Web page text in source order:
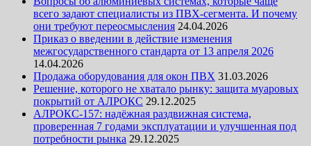
всего задают специалисты из ПВХ-сегмента. И почему
они требуют переосмысления 24.04.2026
Приказ о введении в действие изменения
межгосударственного стандарта от 13 апреля 2026
14.04.2026
Продажа оборудования для окон ПВХ 31.03.2026
Решение, которого не хватало рынку: защита муаровых
покрытий от АЛРОКС 29.12.2025
АЛРОКС-157: надёжная раздвижная система,
проверенная 7 годами эксплуатации и улучшенная под
потребности рынка 29.12.2025